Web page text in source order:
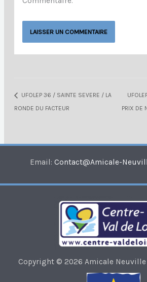
UFOLEP 36 / SAINTE SEVERE / LA
RONDE DU FACTEUR
PRIX DE
Email: Contact@amicale-
Copyright © 2026 Amicale Neuville